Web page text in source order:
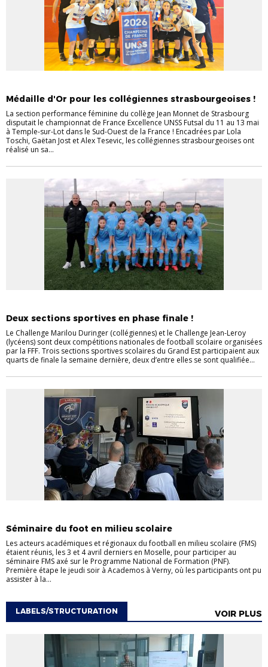
Médaille d'Or pour les collégiennes strasbourgeoises !
La section performance féminine du collège Jean Monnet de Strasbourg
disputait le championnat de France Excellence UNSS Futsal du 11 au 13 mai
à Temple-sur-Lot dans le Sud-Ouest de la France ! Encadrées par Lola
Toschi, Gaëtan Jost et Alex Tesevic, les collégiennes strasbourgeoises ont
réalisé un sa...
Deux sections sportives en phase finale !
Le Challenge Marilou Duringer (collégiennes) et le Challenge Jean-Leroy
(lycéens) sont deux compétitions nationales de football scolaire organisées
par la FFF. Trois sections sportives scolaires du Grand Est participaient aux
quarts de finale la semaine dernière, deux d’entre elles se sont qualifiée...
Séminaire du foot en milieu scolaire
Les acteurs académiques et régionaux du football en milieu scolaire (FMS)
étaient réunis, les 3 et 4 avril derniers en Moselle, pour participer au
séminaire FMS axé sur le Programme National de Formation (PNF).
Première étape le jeudi soir à Academos à Verny, où les participants ont pu
assister à la...
LABELS/STRUCTURATION VOIR PLUS